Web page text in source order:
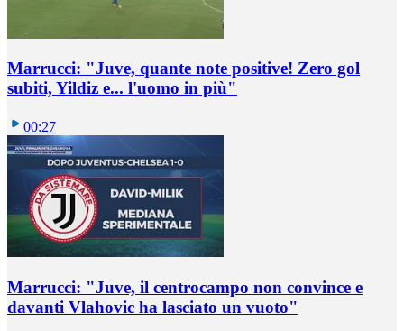
Marrucci: "Juve, quante note positive! Zero gol
subiti, Yildiz e... l'uomo in più"
00:27
Marrucci: "Juve, il centrocampo non convince e
davanti Vlahovic ha lasciato un vuoto"